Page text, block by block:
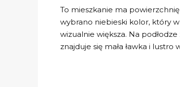
To mieszkanie ma
wybrano niebieski kolor, który
wizualnie większa. Na
znajduje się mała ławka i lustro